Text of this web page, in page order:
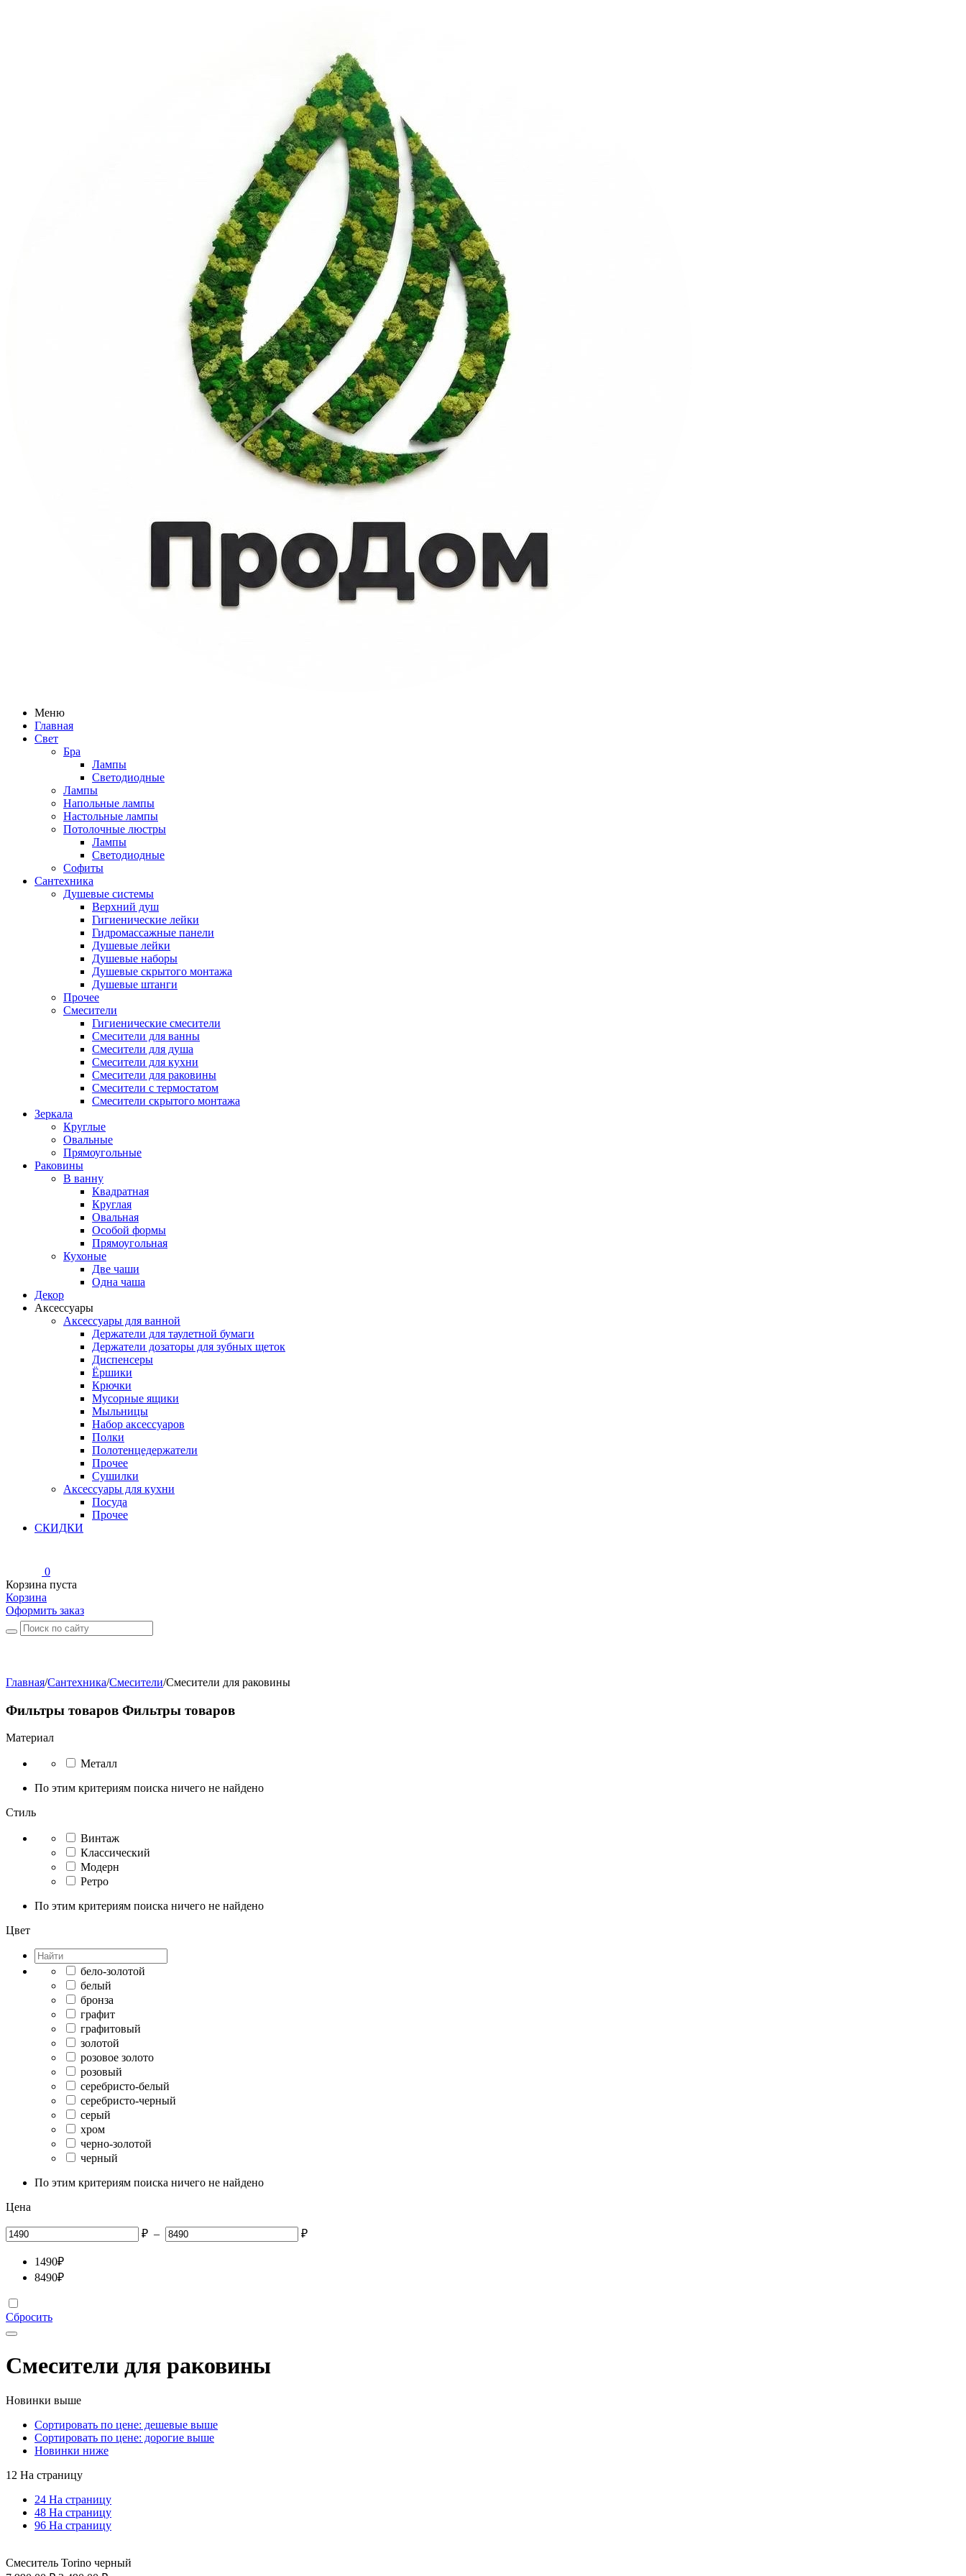
Меню
Главная
Свет
Бра
Лампы
Светодиодные
Лампы
Напольные лампы
Настольные лампы
Потолочные люстры
Лампы
Светодиодные
Софиты
Сантехника
Душевые системы
Верхний душ
Гигиенические лейки
Гидромассажные панели
Душевые лейки
Душевые наборы
Душевые скрытого монтажа
Душевые штанги
Прочее
Смесители
Гигиенические смесители
Смесители для ванны
Смесители для душа
Смесители для кухни
Смесители для раковины
Смесители с термостатом
Смесители скрытого монтажа
Зеркала
Круглые
Овальные
Прямоугольные
Раковины
В ванну
Квадратная
Круглая
Овальная
Особой формы
Прямоугольная
Кухоные
Две чаши
Одна чаша
Декор
Аксессуары
Аксессуары для ванной
Держатели для таулетной бумаги
Держатели дозаторы для зубных щеток
Диспенсеры
Ёршики
Крючки
Мусорные ящики
Мыльницы
Набор аксессуаров
Полки
Полотенцедержатели
Прочее
Сушилки
Аксессуары для кухни
Посуда
Прочее
СКИДКИ
0
Корзина пуста
Корзина
Оформить заказ
Главная/Сантехника/Смесители/Смесители для раковины
Фильтры товаров Фильтры товаров
Материал
Металл
По этим критериям поиска ничего не найдено
Стиль
Винтаж
Классический
Модерн
Ретро
По этим критериям поиска ничего не найдено
Цвет
бело-золотой
белый
бронза
графит
графитовый
золотой
розовое золото
розовый
серебристо-белый
серебристо-черный
серый
хром
черно-золотой
черный
По этим критериям поиска ничего не найдено
Цена
₽ – ₽
1490₽
8490₽
Сбросить
Смесители для раковины
Новинки выше
Сортировать по цене: дешевые выше
Сортировать по цене: дорогие выше
Новинки ниже
12 На страницу
24 На страницу
48 На страницу
96 На страницу
Смеситель Torino черный